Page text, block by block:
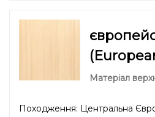
Матеріал
Походження: Центральна